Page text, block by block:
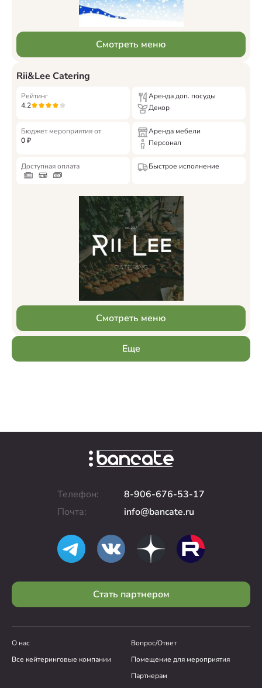
Смотреть меню
Rii&Lee Catering
Рейтинг
4.2
Аренда доп. посуды
Декор
Бюджет мероприятия от
0₽
Аренда мебели
Персонал
Доступная оплата Быстрое исполнение
Смотреть меню
Еще
Телефон:
8-906-676-53-17
Почта:
info@bancate.ru
Стать партнером
О нас
Вопрос/Ответ
Все кейтеринговые компании
Помещение для мероприятия
Партнерам